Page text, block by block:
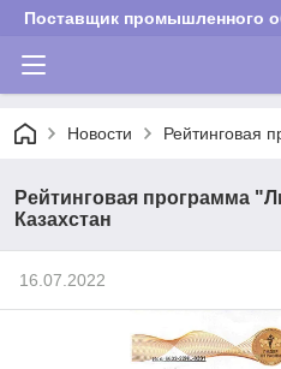
Поставщик промышленного
Новости Рейтинговая
Рейтинговая программа
Казахстан
16.07.2022